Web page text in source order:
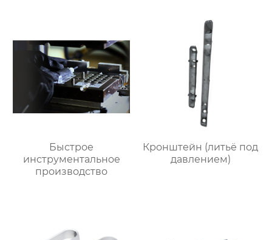
Быстрое
инструментальное
производство
Кронштейн (литьё под
давлением)